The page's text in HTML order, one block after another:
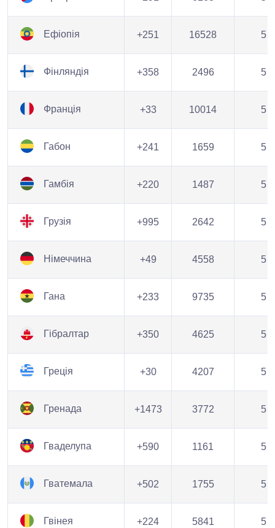
Ефіопія +251 16528 5
Фінляндія +358 2496 5
Франція +33 10014 5
Габон +241 1659 5
Гамбія +220 1487 5
Грузія +995 2642 5
Німеччина +49 4558 5
Гана +233 9735 5
Гібралтар +350 4625 5
Греція +30 4207 5
Гренада +1473 3772 5
Гваделупа +590 1161 5
Гватемала +502 1755 5
Гвінея +224 5841 5